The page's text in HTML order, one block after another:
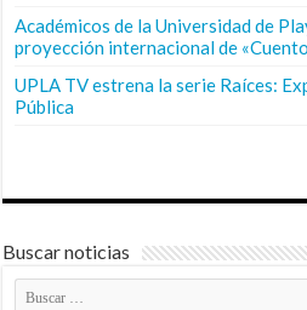
Académicos de la Universidad de
proyección internacional de
UPLA TV estrena la serie Raíces:
Pública
Buscar noticias